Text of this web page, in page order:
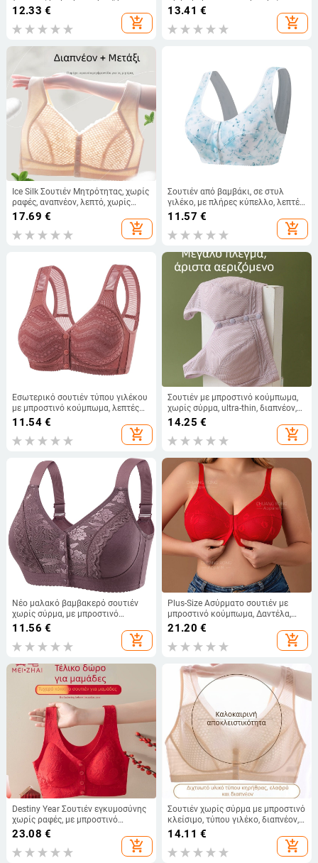
3/4 cup, λεπτός διαμορφωμένος
κύπελλος, βαμβακερό ύφασμα,
σταθερές διπλές τιράντες
12.33 €
add_shopping_cart
απαλό, ασύρματο, χωρίς ραφές,
όμορφη πλάτη, εκτύπωση σε
εθνικό στυλ για γυναίκες
13.41 €
add_shopping_cart
Ice Silk Σουτιέν Μητρότητας, χωρίς
ραφές, αναπνέον, λεπτό, χωρίς
ενίσχυση, τύπου γιλέκου, σε
μεγάλες διαστάσεις
17.69 €
add_shopping_cart
Σουτιέν από βαμβάκι, σε στυλ
γιλέκο, με πλήρες κύπελλο, λεπτές
διαμορφωμένες κάψες, επένδυση
από σφουγγάρι, σταθεροί διπλοί
ιμάντες
11.57 €
add_shopping_cart
Εσωτερικό σουτιέν τύπου γιλέκου
με μπροστινό κούμπωμα, λεπτές
προμορφωμένες κύπελλα, 3/4
κύπελλα, βαμβακερό ύφασμα
11.54€
add_shopping_cart
Σουτιέν με μπροστινό κούμπωμα,
χωρίς σύρμα, ultra-thin, διαπνέον,
για μεσήλικες και ηλικιωμένες,
άνετο κατά της χαλάρωσης, σε
στυλ γιλέκου
14.25 €
add_shopping_cart
Νέο μαλακό βαμβακερό σουτιέν
χωρίς σύρμα, με μπροστινό
κούμπωμα, στυλ γιλέκο, δαντέλα,
υπερλεπτές μορφοποιημένες
κάψες, μεγάλου μεγέθους για
11.56 €
add_shopping_cart
Plus-Size Ασύρματο σουτιέν με
μπροστινό κούμπωμα, Δαντέλα,
Νάιλον, Διαμορφωμένες Κούπες,
Διαπνοή
21.20 €
add_shopping_cart
Destiny Year Σουτιέν εγκυμοσύνης
χωρίς ραφές, με μπροστινό
κλείσιμο, 3/4 чашα,
διαμορφωμένη чашα, νάιλον,
ανύψωση, έλεγχος πλευρών
23.08 €
add_shopping_cart
Σουτιέν χωρίς σύρμα με μπροστινό
κλείσιμο, τύπου γιλέκο, διαπνέον,
άνετο για γυναίκες μέσης και
προχωρημένης ηλικίας, αντι-
κάμψη, ελαφρύ
14.11 €
add_shopping_cart